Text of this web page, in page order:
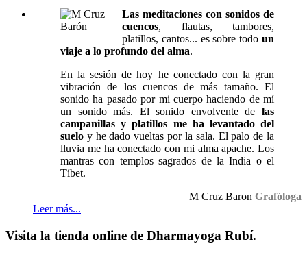
Las meditaciones con sonidos de
cuencos, flautas, tambores,
platillos, cantos... es sobre todo un
viaje a lo profundo del alma.
En la sesión de hoy he conectado con la gran
vibración de los cuencos de más tamaño. El
sonido ha pasado por mi cuerpo haciendo de mí
un sonido más. El sonido envolvente de las
campanillas y platillos me ha levantado del
suelo y he dado vueltas por la sala. El palo de la
lluvia me ha conectado con mi alma apache. Los
mantras con templos sagrados de la India o el
Tíbet.
M Cruz Baron Grafóloga
Leer más...
Visita la tienda online de Dharmayoga Rubí.